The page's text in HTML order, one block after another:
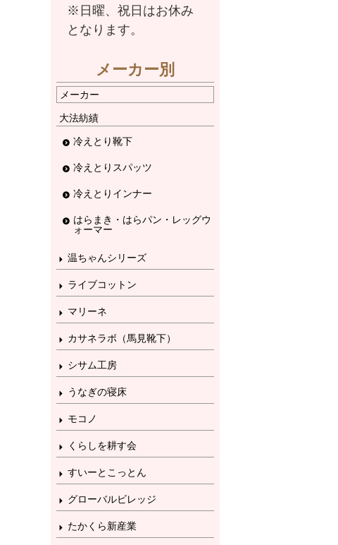
※日曜、祝日はお休み
となります。
メーカー別
メーカー
大法紡績
冷えとり靴下
冷えとりスパッツ
冷えとりインナー
はらまき・はらパン・レッグウ
ォーマー
温ちゃんシリーズ
ライブコットン
マリーネ
カサネラボ（馬見靴下）
シサム工房
うなぎの寝床
モコノ
くらしを耕す会
すいーとこっとん
グローバルビレッジ
たかくら新産業